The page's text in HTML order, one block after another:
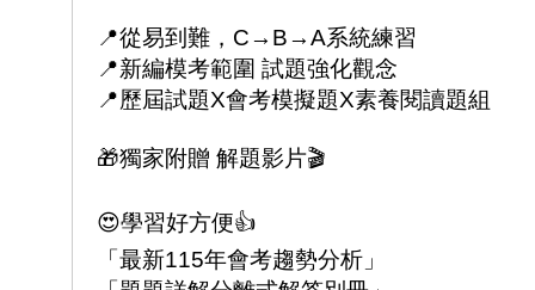
📍從易到難，C→B→A系統練習
📍新編模考範圍 試題強化觀念
📍歷屆試題X會考模擬題X素養閱讀題組
🎁獨家附贈 解題影片🎬
😍學習好方便👍
「最新115年會考趨勢分析」